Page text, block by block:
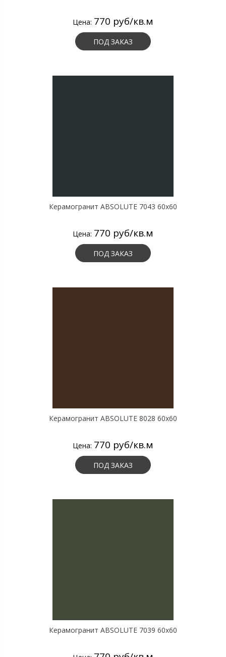
Цена: 770 руб/кв.м
ПОД ЗАКАЗ
Керамогранит ABSOLUTE 7043 60х60
Цена: 770 руб/кв.м
ПОД ЗАКАЗ
Керамогранит ABSOLUTE 8028 60х60
Цена: 770 руб/кв.м
ПОД ЗАКАЗ
Керамогранит ABSOLUTE 7039 60х60